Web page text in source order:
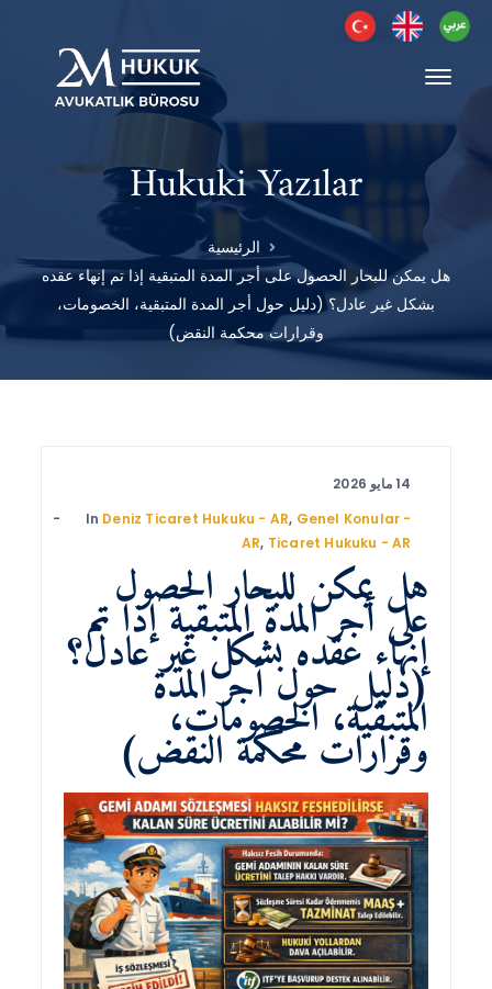
Hukuki Yazılar
الرئيسية
هل يمكن للبحار الحصول على أجر المدة المتبقية إذا تم إنهاء عقده
بشكل غير عادل؟ (دليل حول أجر المدة المتبقية، الخصومات،
وقرارات محكمة النقض)
14 مايو 2026
In Deniz Ticaret Hukuku - AR, Genel Konular -
AR, Ticaret Hukuku - AR
هل يمكن للبحار الحصول
على أجر المدة المتبقية إذا تم
إنهاء عقده بشكل غير عادل؟
(دليل حول أجر المدة
المتبقية، الخصومات،
وقرارات محكمة النقض)